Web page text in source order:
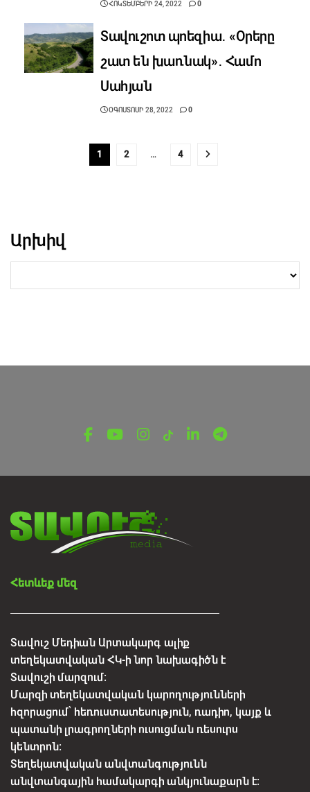
ՀՈԿՏԵՄԲԵՐԻ 24, 2022 0
Տավուշոտ պոեզիա․ «Օրերը
շատ են խառնակ»․ Համո
Սահյան
ՕԳՈՍՏՈՍԻ 28, 2022 0
1 2 … 4
Արխիվ
Հետևեք մեզ
Տավուշ Մեդիան Արտակարգ ալիք
տեղեկատվական ՀԿ-ի նոր նախագիծն է
Տավուշի մարզում:
Մարզի տեղեկատվական կարողությունների
հզորացում՝ հեռուստատեսություն, ռադիո, կայք և
պատանի լրագրողների ուսուցման ռեսուրս
կենտրոն:
Տեղեկատվական անվտանգությունն
անվտանգային համակարգի անկյունաքարն է: